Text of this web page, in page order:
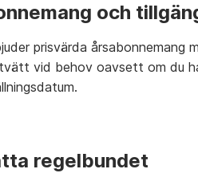
och
prisvärda
vid behov oavsett om du
regelbundet